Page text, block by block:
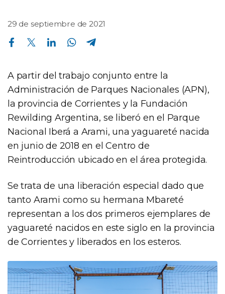
29 de septiembre de 2021
Compartir en Facebook Compartir en Twitter Compartir en Linkedin Compartir en Whatsapp
A partir del trabajo conjunto entre la
Administración de Parques Nacionales (APN),
la provincia de Corrientes y la Fundación
Rewilding Argentina, se liberó en el Parque
Nacional Iberá a Arami, una yaguareté nacida
en junio de 2018 en el Centro de
Reintroducción ubicado en el área protegida.
Se trata de una liberación especial dado que
tanto Arami como su hermana Mbareté
representan a los dos primeros ejemplares de
yaguareté nacidos en este siglo en la provincia
de Corrientes y liberados en los esteros.